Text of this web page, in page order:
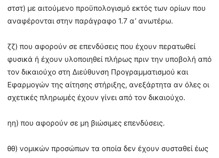
στστ) με αιτούμενο προϋπολογισμό εκτός των ορίων που
αναφέρονται στην παράγραφο 1.7 α’ ανωτέρω.
ζζ) που αφορούν σε επενδύσεις που έχουν περατωθεί
φυσικά ή έχουν υλοποιηθεί πλήρως πριν την υποβολή από
τον δικαιούχο στη Διεύθυνση Προγραμματισμού και
Εφαρμογών της αίτησης στήριξης, ανεξάρτητα αν όλες οι
σχετικές πληρωμές έχουν γίνει από τον δικαιούχο.
ηη) που αφορούν σε μη βιώσιμες επενδύσεις.
θθ) νομικών προσώπων τα οποία δεν έχουν συσταθεί έως